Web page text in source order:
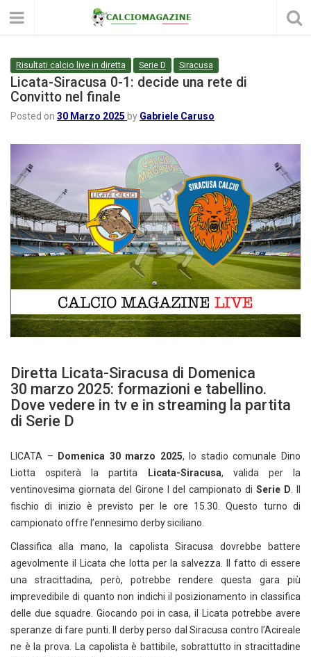
Risultati calcio live in diretta Serie D Siracusa
Licata-Siracusa 0-1: decide una rete di
Convitto nel finale
Posted on 30 Marzo 2025 by Gabriele Caruso
Diretta Licata-Siracusa di Domenica
30 marzo 2025: formazioni e tabellino.
Dove vedere in tv e in streaming la partita
di Serie D
LICATA – Domenica 30 marzo 2025, lo stadio comunale Dino
Liotta ospiterà la partita
Licata-Siracusa, valida per la
ventinovesima giornata del Girone I del campionato diSerie D. Il
fischio di inizio è previsto per le ore 15.30. Questo turno di
campionato offre l’ennesimo derby siciliano.
Classifica alla mano, la capolista Siracusa dovrebbe battere
agevolmente il Licata che lotta per la salvezza. Il fatto di essere
una stracittadina, però, potrebbe rendere questa gara più
imprevedibile di quanto non indichi il posizionamento in classifica
delle due squadre. Giocando poi in casa, il Licata potrebbe avere
speranze di fare punti. Il derby perso dal Siracusa contro l’Acireale
ne è la prova. La capolista è battibile, sobrattutto in stracittadine